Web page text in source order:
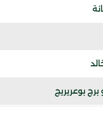
برج بوعريريج